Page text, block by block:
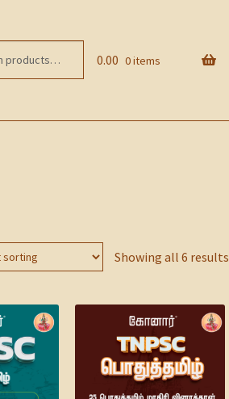
0.00 0 items
Showing all 6 results